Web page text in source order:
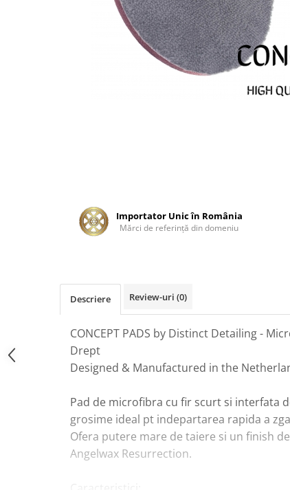
Sealant şi Quick Detailer
Tratamente şi Întreţinere
Importator Unic în România
Mărci de referinţă din domeniu
Descriere Review-uri (0)
CONCEPT PADS by Distinct Detailing -
Drept
Designed & Manufactured in the
Pad de microfibra cu fir scurt si interfata
grosime ideal pt indepartarea rapida a
Ofera putere mare de taiere si un finish
Angelwax Resurrection.